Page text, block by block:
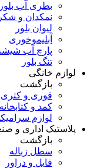
بطری آب بلور
نمکدان و
لیوان بلور
آبلیموخوری
پارچ آب
تنگ بلور
لوازم خانگی
بازگشت
قوری و کتری
کمد و کتابخانه
لوازم
پلاستیک اداری و
بازگشت
سطل زباله
فایل و دراور